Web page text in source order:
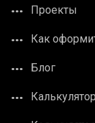
Проекты
Как
Блог